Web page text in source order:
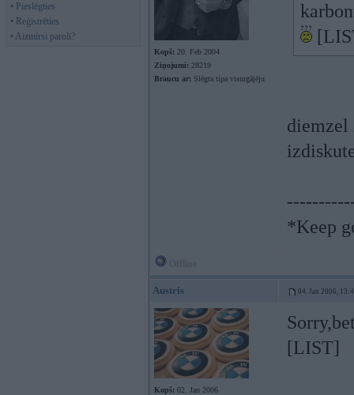
• Pieslēgties
• Reģistrēties
• Aizmirsi paroli?
Kopš: 20. Feb 2004
Ziņojumi: 28219
Braucu ar: Slēgta tipa visurgājēju
diemzel
*Keep
Austris 04. Jan 2006,
Kopš: 02. Jan 2006
[LIST]